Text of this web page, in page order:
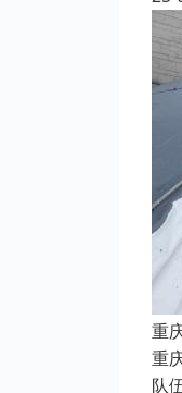
重
重
队